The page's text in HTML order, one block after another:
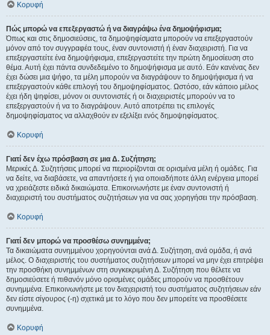
Κορυφή
Πώς μπορώ να επεξεργαστώ ή να διαγράψω ένα δημοψήφισμα;
Όπως και στις δημοσιεύσεις, τα δημοψηφίσματα μπορούν να επεξεργαστούν
μόνον από τον συγγραφέα τους, έναν συντονιστή ή έναν διαχειριστή. Για να
επεξεργαστείτε ένα δημοψήφισμα, επεξεργαστείτε την πρώτη δημοσίευση στο
θέμα. Αυτή έχει πάντα συνδεδεμένο το δημοψήφισμα με αυτό. Εάν κανένας δεν
έχει δώσει μια ψήφο, τα μέλη μπορούν να διαγράψουν το δημοψήφισμα ή να
επεξεργαστούν κάθε επιλογή του δημοψηφίσματος. Ωστόσο, εάν κάποιο μέλος
έχει ήδη ψηφίσει, μόνον οι συντονιστές ή οι διαχειριστές μπορούν να το
επεξεργαστούν ή να το διαγράψουν. Αυτό αποτρέπει τις επιλογές
δημοψηφίσματος να αλλαχθούν εν εξελίξει ενός δημοψηφίσματος.
Κορυφή
Γιατί δεν έχω πρόσβαση σε μια Δ. Συζήτηση;
Μερικές Δ. Συζητήσεις μπορεί να περιορίζονται σε ορισμένα μέλη ή ομάδες. Για
να δείτε, να διαβάσετε, να απαντήσετε ή για οποιαδήποτε άλλη ενέργεια μπορεί
να χρειάζεστε ειδικά δικαιώματα. Επικοινωνήστε με έναν συντονιστή ή
διαχειριστή του συστήματος συζητήσεων για να σας χορηγήσει την πρόσβαση.
Κορυφή
Γιατί δεν μπορώ να προσθέσω συνημμένα;
Τα δικαιώματα συνημμένου χορηγούνται ανά Δ. Συζήτηση, ανά ομάδα, ή ανά
μέλος. Ο διαχειριστής του συστήματος συζητήσεων μπορεί να μην έχει επιτρέψει
την προσθήκη συνημμένων στη συγκεκριμένη Δ. Συζήτηση που θέλετε να
δημοσιεύσετε ή πιθανόν μόνο ορισμένες ομάδες μπορούν να προσθέτουν
συνημμένα. Επικοινωνήστε με τον διαχειριστή του συστήματος συζητήσεων εάν
δεν είστε σίγουρος (-η) σχετικά με το λόγο που δεν μπορείτε να προσθέσετε
συνημμένα.
Κορυφή